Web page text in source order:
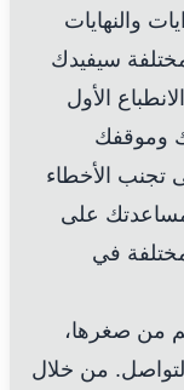
والنهايات
سيفيدك
الأول
وموقفك
تجنب الأخطاء
لمساعدتك على
في
من صغرها،
من خلال